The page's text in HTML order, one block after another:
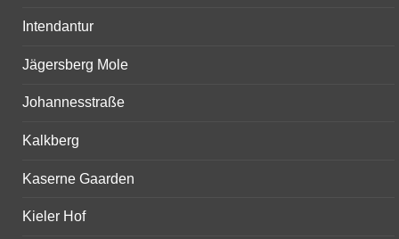
Intendantur
Jägersberg Mole
Johannesstraße
Kalkberg
Kaserne Gaarden
Kieler Hof